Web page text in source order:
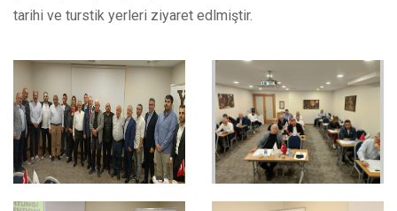
tarihi ve turstik yerleri ziyaret edlmiştir.